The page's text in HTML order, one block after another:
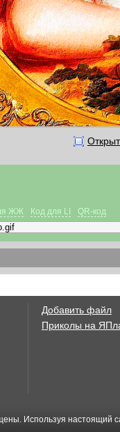
ЖЖ Код для LI QR-код
Добавить файл
Приколы на
Используя настоящий